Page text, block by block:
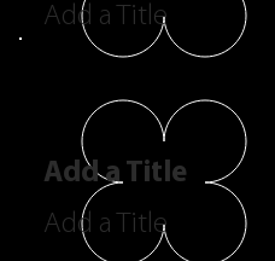
Add a Title
Add a Title
Add a Title